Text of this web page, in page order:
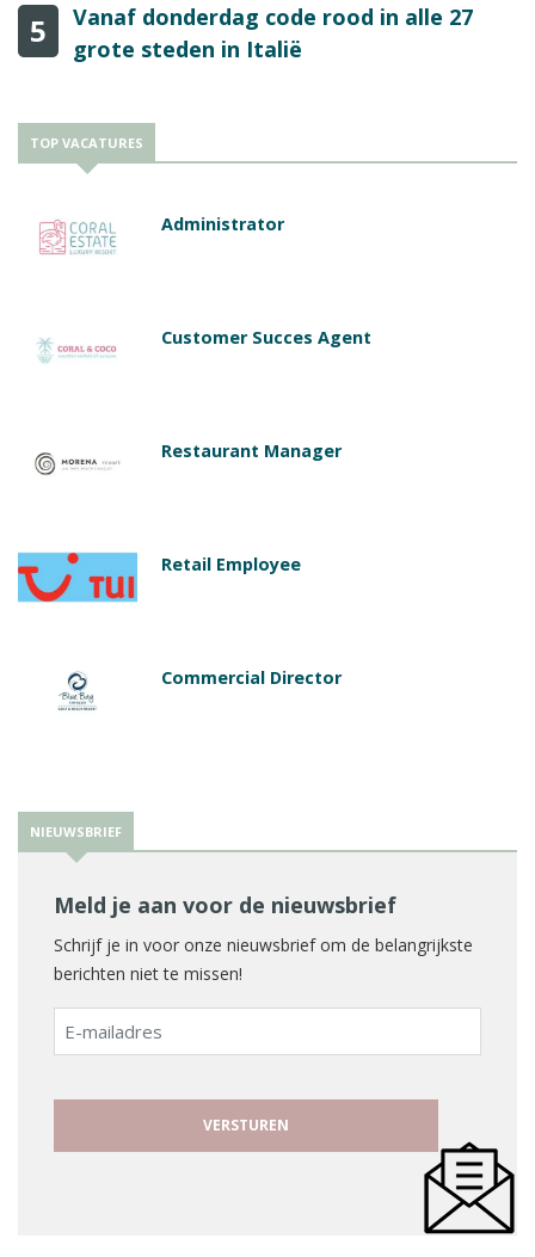
5
Vanaf donderdag code rood in alle 27
grote steden in Italië
TOP VACATURES
Administrator
Customer Succes Agent
Restaurant Manager
Retail Employee
Commercial Director
NIEUWSBRIEF
Meld je aan voor de nieuwsbrief
Schrijf je in voor onze nieuwsbrief om de belangrijkste
berichten niet te missen!
E-
mailadres